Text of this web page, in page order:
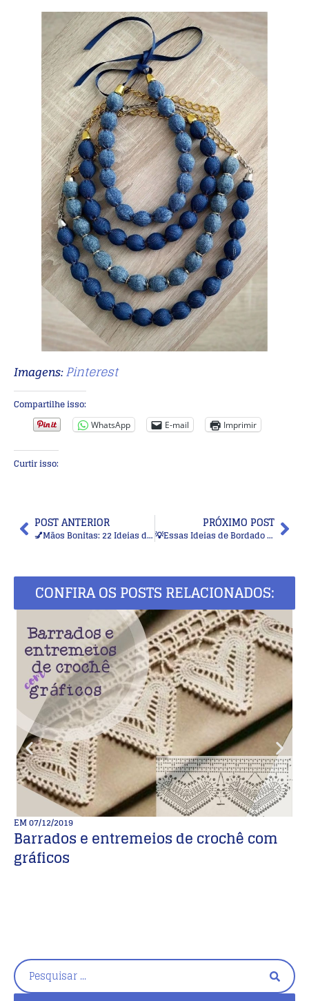
Imagens:Pinterest
Compartilhe isso:
WhatsApp E-mail Imprimir
Curtir isso:
POST ANTERIOR
💅Mãos Bonitas: 22 Ideias de Nail Art Simples e Modernas para um Visual Chic
PRÓXIMO POST
💡Essas Ideias de Bordado Criativo Moderno São Pura Inspiração
CONFIRA OS POSTS RELACIONADOS:
EM07/12/2019
Barrados e entremeios de crochê com
gráficos